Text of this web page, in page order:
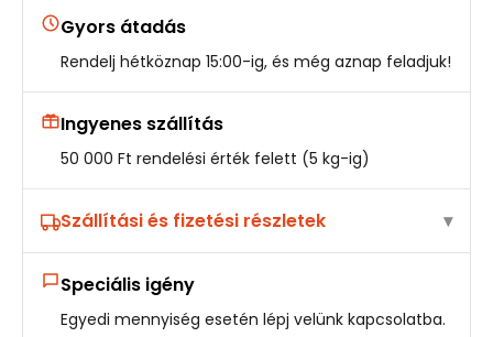
Gyors átadás
Rendelj hétköznap 15:00-ig, és még aznap feladjuk!
Ingyenes szállítás
50 000 Ft rendelési érték felett (5 kg-ig)
Szállítási és fizetési részletek
Speciális igény
Egyedi mennyiség esetén lépj velünk kapcsolatba.